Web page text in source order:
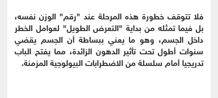
فلا تتوقف خطورة هذه المرحلة عند "رقم" الوزن نفسه،
بل فيما تمثله من بداية "التعرض الطويل" لعوامل الخطر
داخل الجسم، وهو ما يعني ببساطة أن الجسم يقضي
سنوات أطول تحت تأثير الدهون الزائدة، مما يفتح الباب
تدريجيا أمام سلسلة من الاضطرابات البيولوجية المزمنة.